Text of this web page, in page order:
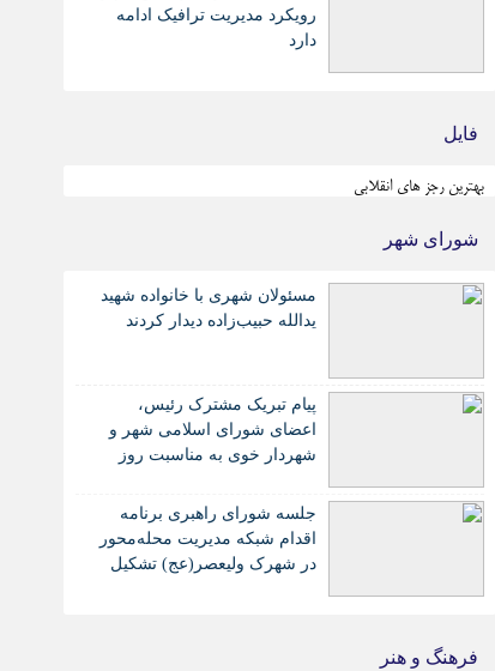
رویکرد مدیریت ترافیک ادامه
دارد
فایل
بهترین رجز های انقلابی
شورای شهر
مسئولان شهری با خانواده شهید
یدالله حبیب‌زاده دیدار کردند
پیام تبریک مشترک رئیس،
اعضای شورای اسلامی شهر و
شهردار خوی به مناسبت روز
جلسه شورای راهبری برنامه
اقدام شبکه مدیریت محله‌محور
در شهرک ولیعصر(عج) تشکیل
فرهنگ و هنر